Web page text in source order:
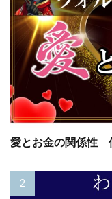
愛とお金の関係性